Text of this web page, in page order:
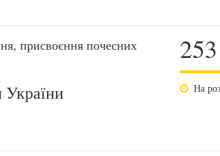
присвоєння почесних
України
На